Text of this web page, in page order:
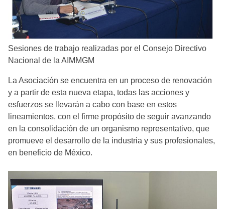
Sesiones de trabajo realizadas por el Consejo Directivo
Nacional de la AIMMGM
La Asociación se encuentra en un proceso de renovación
y a partir de esta nueva etapa, todas las acciones y
esfuerzos se llevarán a cabo con base en estos
lineamientos, con el firme propósito de seguir avanzando
en la consolidación de un organismo representativo, que
promueve el desarrollo de la industria y sus profesionales,
en beneficio de México.